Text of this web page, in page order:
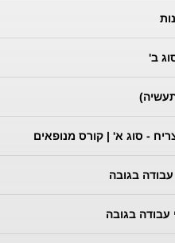
ב'
- סוג א' | קורס מנופאים
בגובה
עבודה בגובה